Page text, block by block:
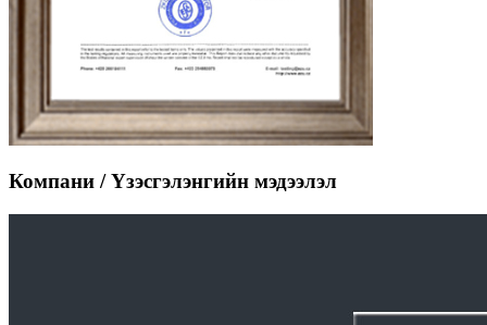
Компани / Үзэсгэлэнгийн мэдээлэл